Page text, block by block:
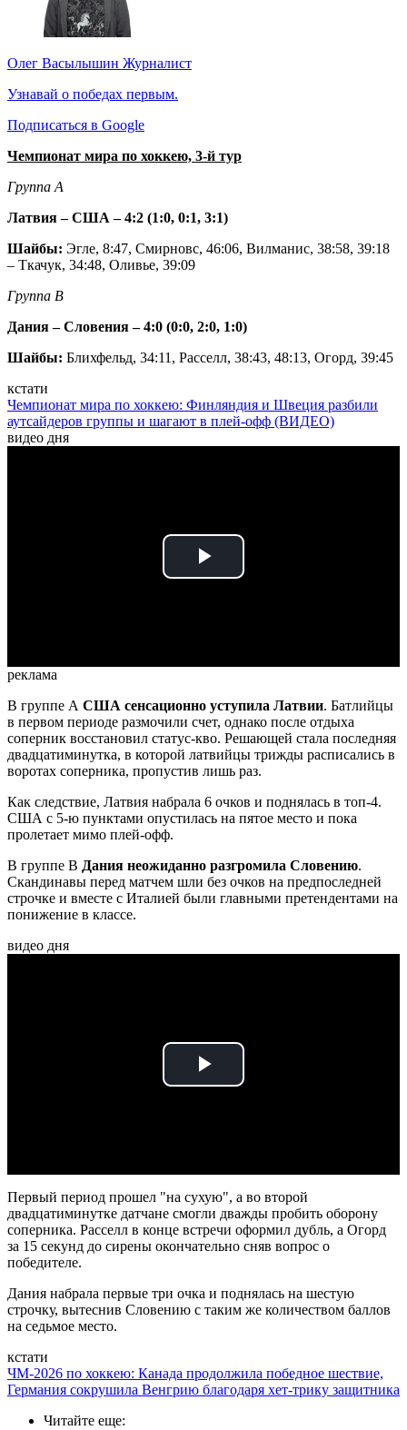
Олег Васылышин Журналист
Узнавай о победах первым.
Подписаться в Google
Чемпионат мира по хоккею, 3-й тур
Группа А
Латвия – США – 4:2 (1:0, 0:1, 3:1)
Шайбы: Эгле, 8:47, Смирновс, 46:06, Вилманис, 38:58, 39:18
– Ткачук, 34:48, Оливье, 39:09
Группа В
Дания – Словения – 4:0 (0:0, 2:0, 1:0)
Шайбы: Блихфельд, 34:11, Расселл, 38:43, 48:13, Огорд, 39:45
кстати
Чемпионат мира по хоккею: Финляндия и Швеция разбили
аутсайдеров группы и шагают в плей-офф (ВИДЕО)
видео дня
Play
реклама
В группе А США сенсационно уступила Латвии. Батлийцы
в первом периоде размочили счет, однако после отдыха
соперник восстановил статус-кво. Решающей стала последняя
двадцатиминутка, в которой латвийцы трижды расписались в
воротах соперника, пропустив лишь раз.
Как следствие, Латвия набрала 6 очков и поднялась в топ-4.
США с 5-ю пунктами опустилась на пятое место и пока
пролетает мимо плей-офф.
В группе В Дания неожиданно разгромила Словению.
Скандинавы перед матчем шли без очков на предпоследней
строчке и вместе с Италией были главными претендентами на
понижение в классе.
видео дня
Play
Первый период прошел "на сухую", а во второй
двадцатиминутке датчане смогли дважды пробить оборону
соперника. Расселл в конце встречи оформил дубль, а Огорд
за 15 секунд до сирены окончательно сняв вопрос о
победителе.
Дания набрала первые три очка и поднялась на шестую
строчку, вытеснив Словению с таким же количеством баллов
на седьмое место.
кстати
ЧМ-2026 по хоккею: Канада продолжила победное шествие,
Германия сокрушила Венгрию благодаря хет-трику защитника
Читайте еще: